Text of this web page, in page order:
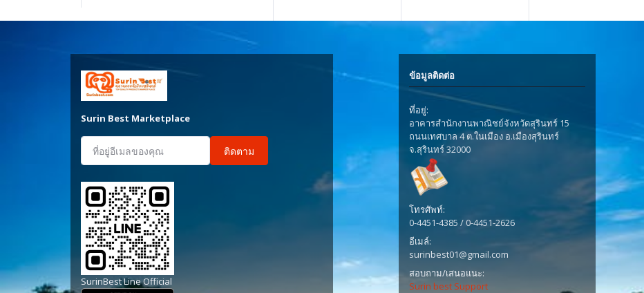
Surin Best Marketplace
ติดตาม
SurinBest Line Official
ข้อมูลติดต่อ
ที่อยู่:
อาคารสำนักงานพาณิชย์จังหวัดสุรินทร์ 15
ถนนเทศบาล 4 ต.ในเมือง อ.เมืองสุรินทร์
จ.สุรินทร์ 32000
โทรศัพท์:
0-4451-4385 / 0-4451-2626
อีเมล์:
surinbest01@gmail.com
สอบถาม/เสนอแนะ:
Surin best Support